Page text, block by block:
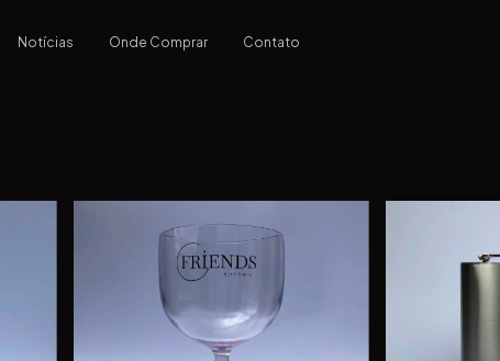
Notícias Onde Comprar Contato